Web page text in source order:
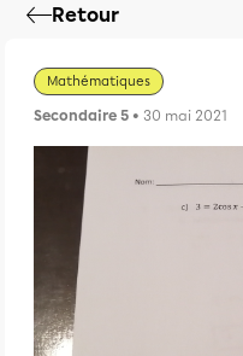
Retour
Mathématiques
Secondaire 5 • 30 mai 2021